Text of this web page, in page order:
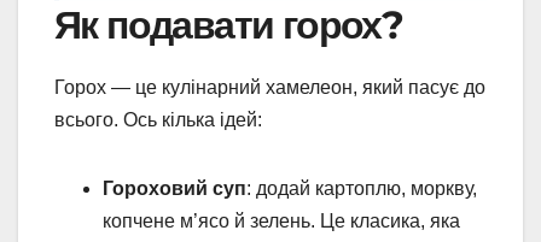
Як подавати горох?
Горох — це кулінарний хамелеон, який пасує до
всього. Ось кілька ідей:
Гороховий суп: додай картоплю, моркву,
копчене м’ясо й зелень. Це класика, яка